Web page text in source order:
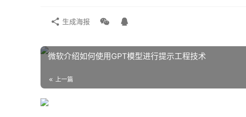
生成海报
微软介绍如何使用GPT模型进行提示工程技术
上一篇